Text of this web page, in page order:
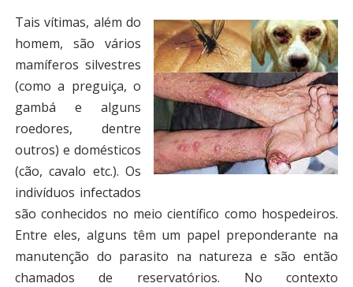
Tais vítimas, além do
homem, são vários
mamíferos silvestres
(como a preguiça, o
gambá e alguns
roedores, dentre
outros) e domésticos
(cão, cavalo etc.). Os
indivíduos infectados
são conhecidos no meio científico como hospedeiros.
Entre eles, alguns têm um papel preponderante na
manutenção do parasito na natureza e são então
chamados de reservatórios. No contexto